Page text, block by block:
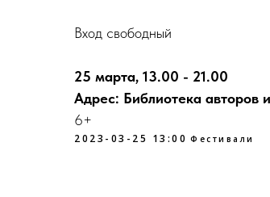
Вход свободный
25 марта, 13.00 - 21.00
Адрес: Библиотека авторов
6+
2023-03-25 13:00 Фестивали